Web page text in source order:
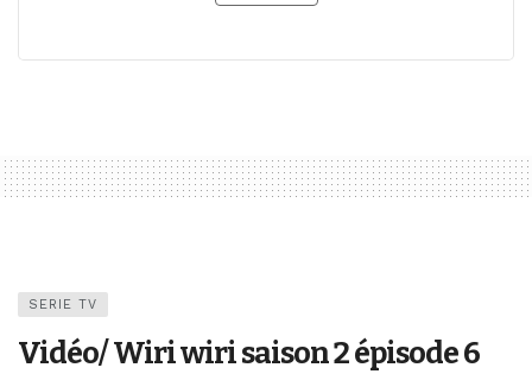
SERIE TV
Vidéo/ Wiri wiri saison 2 épisode 6